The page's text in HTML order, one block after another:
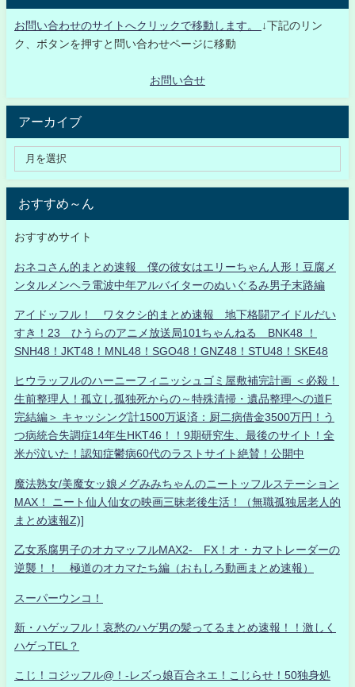
お問い合わせのサイトへクリックで移動します。
↓下記のリン
ク、ボタンを押すと問い合わせページに移動
お問い合せ
アーカイブ
おすすめ～ん
おすすめサイト
おネコさん的まとめ速報 僕の彼女はエリーちゃん人形！豆腐メ
ンタルメンヘラ電波中年アルバイターのぬいぐるみ男子末路編
アイドッフル！ ワタクシ的まとめ速報 地下格闘アイドルだい
すき！23 ひうらのアニメ放送局101ちゃんねる BNK48 ！
SNH48！JKT48！MNL48！SGO48！GNZ48！STU48！SKE48
ヒウラッフルのハーニーフィニッシュゴミ屋敷補完計画 ＜必殺！
生前整理人！孤立し孤独死からの～特殊清掃・遺品整理への道F
完結編＞ キャッシング計1500万返済：厨二病借金3500万円！う
つ病統合失調症14年生HKT46！！9期研究生、最後のサイト！全
米が泣いた！認知症鬱病60代のラストサイト絶賛！公開中
魔法熟女/美魔女ッ娘メグみみちゃんのニートッフルステーション
MAX！ ニート仙人仙女の映画三昧老後生活！（無職孤独居老人的
まとめ速報Z)]
乙女系腐男子のオカマッフルMAX2- FX！オ・カマトレーダーの
逆襲！！ 極道のオカマたち編（おもしろ動画まとめ速報）
スーパーウンコ！
新・ハゲッフル！哀愁のハゲ男の髪ってるまとめ速報！！激しく
ハゲっTEL？
こじ！コジッフル@！-レズっ娘百合ネエ！こじらせ！50独身処